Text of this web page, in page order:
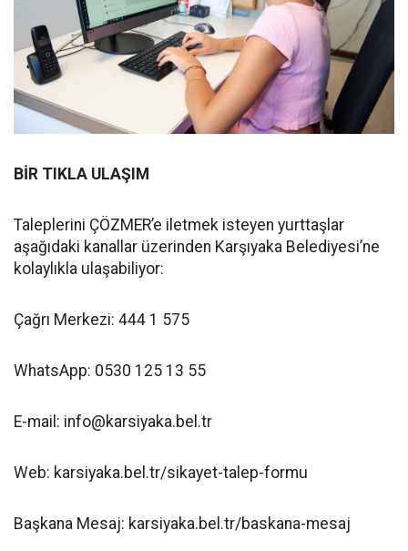
BİR TIKLA ULAŞIM
Taleplerini ÇÖZMER’e iletmek isteyen yurttaşlar
aşağıdaki kanallar üzerinden Karşıyaka Belediyesi’ne
kolaylıkla ulaşabiliyor:
Çağrı Merkezi: 444 1 575
WhatsApp: 0530 125 13 55
E-mail: info@karsiyaka.bel.tr
Web: karsiyaka.bel.tr/sikayet-talep-formu
Başkana Mesaj: karsiyaka.bel.tr/baskana-mesaj